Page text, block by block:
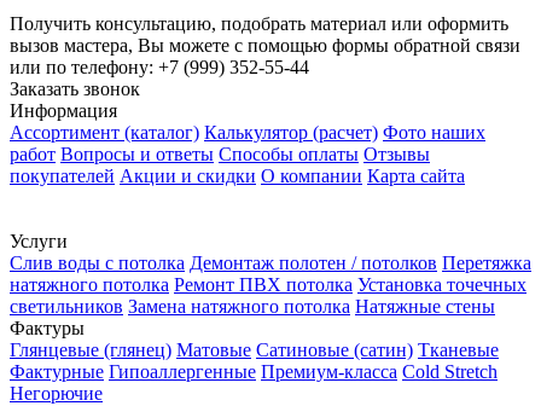
Получить консультацию, подобрать материал или оформить
вызов мастера, Вы можете с помощью формы обратной связи
или по телефону: +7 (999) 352-55-44
Заказать звонок
Информация
Ассортимент (каталог) Калькулятор (расчет) Фото наших
работ Вопросы и ответы Способы оплаты Отзывы
покупателей Акции и скидки О компании Карта сайта
Услуги
Слив воды с потолка Демонтаж полотен / потолков Перетяжка
натяжного потолка Ремонт ПВХ потолка Установка точечных
светильников Замена натяжного потолка Натяжные стены
Фактуры
Глянцевые (глянец) Матовые Сатиновые (сатин) Тканевые
Фактурные Гипоаллергенные Премиум-класса Cold Stretch
Негорючие